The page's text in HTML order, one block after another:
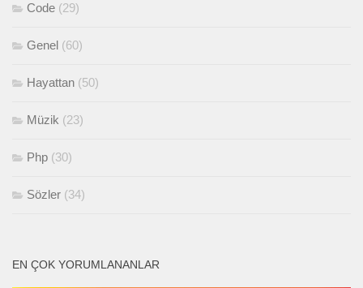
Code (29)
Genel (60)
Hayattan (50)
Müzik (23)
Php (30)
Sözler (34)
EN ÇOK YORUMLANANLAR